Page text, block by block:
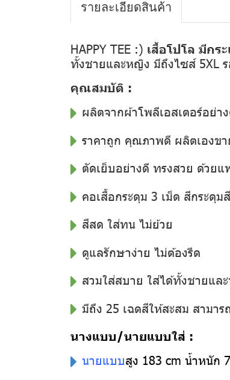
รายละเอียดสินค้า
HAPPY TEE :) เสื้อโปโล มีกร
ทั้งชายและหญิง มีถึงไซส์ 5XL
คุณสมบัติ :
ผลิตจากผ้าโพลีเอสเตอร์อย่
ราคาถูก คุณภาพดี ผลิตเองขา
ตัดเย็บอย่างดี ทรงสวย ด้วย
คอเสื้อกระดุม 3 เม็ด สีกระดุ
สีสด ใส่ทน ไม่ย้วย
ดูแลรักษาง่าย ไม่ต้องรีด
สวมใส่สบาย ใส่ได้ทั้งชายแล
มีถึง 25 เฉดสีให้สะสม สามา
นางแบบ/นายแบบใส่ :
นายแบบสูง 183 cm น้ำหนัก